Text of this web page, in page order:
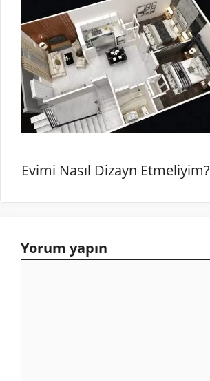
Evimi Nasıl Dizayn Etmeliyim?
Yorum yapın